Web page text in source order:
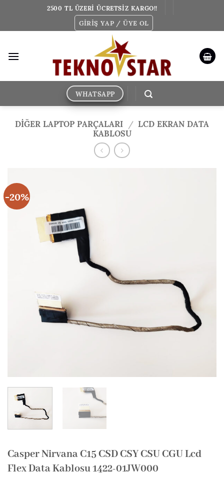
2500 TL ÜZERİ ÜCRETSİZ KARGO!!
GIRIŞ YAP / ÜYE OL
WHATSAPP
DİĞER LAPTOP PARÇALARI / LCD EKRAN DATA
KABLOSU
-20%
Casper Nirvana C15 CSD CSY CSU CGU Lcd
Flex Data Kablosu 1422-01JW000